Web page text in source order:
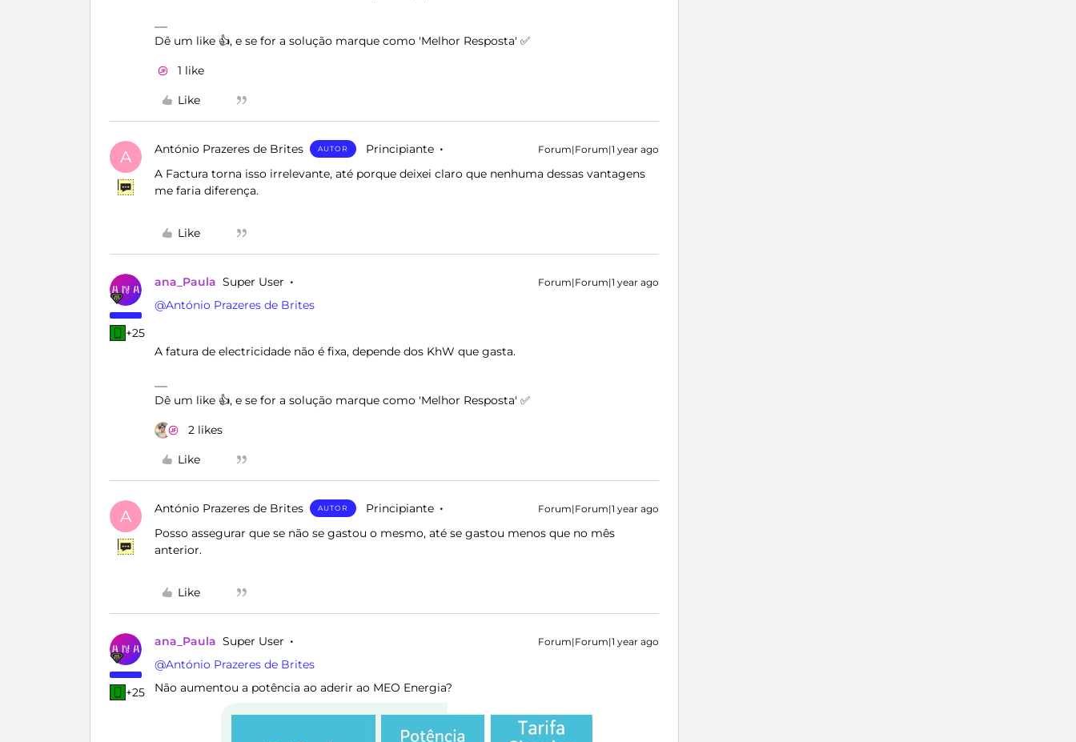
Dê um like 👍, e se for a solução marque como 'Melhor Resposta' ✅
1 like
Like
A António Prazeres de Brites AUTOR Principiante Forum|Forum|1 year ago
A Factura torna isso irrelevante, até porque deixei claro que nenhuma dessas vantagens
me faria diferença.
Like
+25
ana_Paula Super User Forum|Forum|1 year ago
@António Prazeres de Brites
A fatura de electricidade não é fixa, depende dos KhW que gasta.
Dê um like 👍, e se for a solução marque como 'Melhor Resposta' ✅
2 likes
Like
A António Prazeres de Brites AUTOR Principiante Forum|Forum|1 year ago
Posso assegurar que se não se gastou o mesmo, até se gastou menos que no mês
anterior.
Like
+25
ana_Paula Super User Forum|Forum|1 year ago
@António Prazeres de Brites
Não aumentou a potência ao aderir ao MEO Energia?